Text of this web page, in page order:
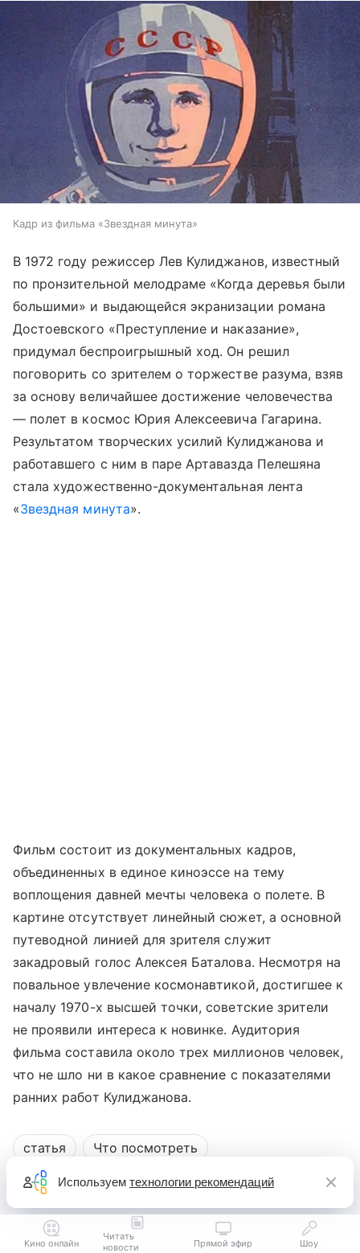
Кадр из фильма «Звездная минута»
В 1972 году режиссер Лев Кулиджанов, известный
по пронзительной мелодраме «Когда деревья были
большими» и выдающейся экранизации романа
Достоевского «Преступление и наказание»,
придумал беспроигрышный ход. Он решил
поговорить со зрителем о торжестве разума, взяв
за основу величайшее достижение человечества
— полет в космос Юрия Алексеевича Гагарина.
Результатом творческих усилий Кулиджанова и
работавшего с ним в паре Артавазда Пелешяна
стала художественно-документальная лента
«Звездная минута».
Фильм состоит из документальных кадров,
объединенных в единое киноэссе на тему
воплощения давней мечты человека о полете. В
картине отсутствует линейный сюжет, а основной
путеводной линией для зрителя служит
закадровый голос Алексея Баталова. Несмотря на
повальное увлечение космонавтикой, достигшее к
началу 1970-х высшей точки, советские зрители
не проявили интереса к новинке. Аудитория
фильма составила около трех миллионов человек,
что не шло ни в какое сравнение с показателями
ранних работ Кулиджанова.
статья Что посмотреть
Кино онлайн
Читать
новости
Прямой эфир Шоу
Используем технологии рекомендаций